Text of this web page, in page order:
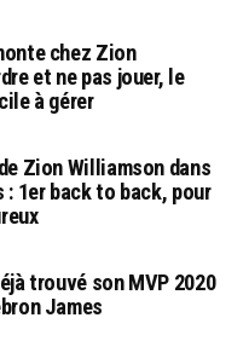
chez Zion
et ne pas jouer, le
à gérer
Zion Williamson dans
1er back to back, pour
trouvé son MVP 2020
James